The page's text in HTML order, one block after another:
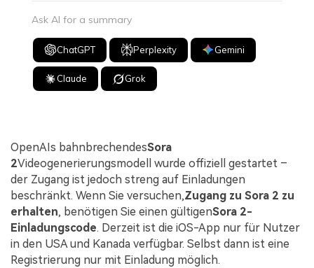
Ask AI for a summary
ChatGPT Perplexity Gemini
Claude Grok
OpenAIs bahnbrechendesSora
2Videogenerierungsmodell wurde offiziell gestartet –
der Zugang ist jedoch streng auf Einladungen
beschränkt. Wenn Sie versuchen,Zugang zu Sora 2 zu
erhalten, benötigen Sie einen gültigenSora 2-
Einladungscode. Derzeit ist die iOS-App nur für Nutzer
in den USA und Kanada verfügbar. Selbst dann ist eine
Registrierung nur mit Einladung möglich.